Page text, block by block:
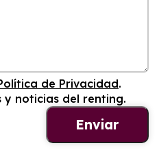
de Privacidad.
noticias del renting.